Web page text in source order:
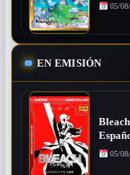
05/
EN EMISIÓN
05/